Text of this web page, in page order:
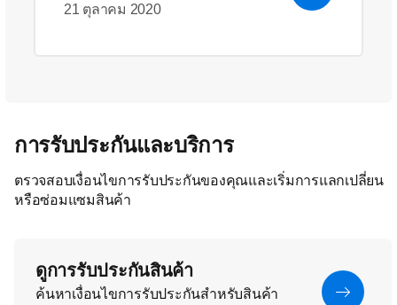
21 ตุลาคม 2020
การรับประกันและบริการ
ตรวจสอบเงื่อนไขการรับประกันของคุณและเริ่มการแลกเปลี่ยน
หรือซ่อมแซมสินค้า
ดูการรับประกันสินค้า
ค้นหาเงื่อนไขการรับประกันสำหรับสินค้า